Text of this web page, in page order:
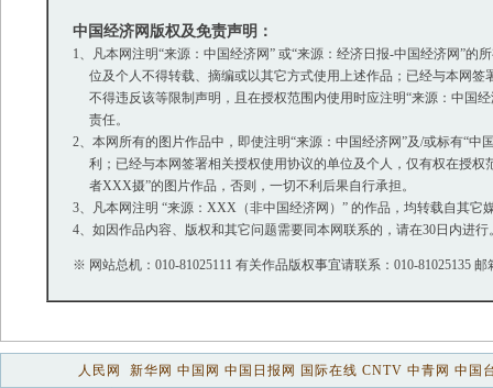
中国经济网版权及免责声明：
1、凡本网注明“来源：中国经济网” 或“来源：经济日报-中国经济网”
位及个人不得转载、摘编或以其它方式使用上述作品；已经与本网签
不得违反该等限制声明，且在授权范围内使用时应注明“来源：中国
责任。
2、本网所有的图片作品中，即使注明“来源：中国经济网”及/或标有“
利；已经与本网签署相关授权使用协议的单位及个人，仅有权在授权
者XXX摄”的图片作品，否则，一切不利后果自行承担。
3、凡本网注明 “来源：XXX（非中国经济网）” 的作品，均转载自其
4、如因作品内容、版权和其它问题需要同本网联系的，请在30日内进行
※ 网站总机：010-81025111 有关作品版权事宜请联系：010-81025135 邮